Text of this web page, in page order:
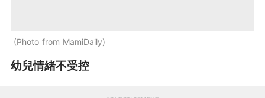
Photo from MamiDaily
幼兒情緒不受控